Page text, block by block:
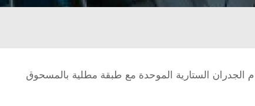
الجدران الستارية الموحدة مع طبقة مطلية بالمسحوق